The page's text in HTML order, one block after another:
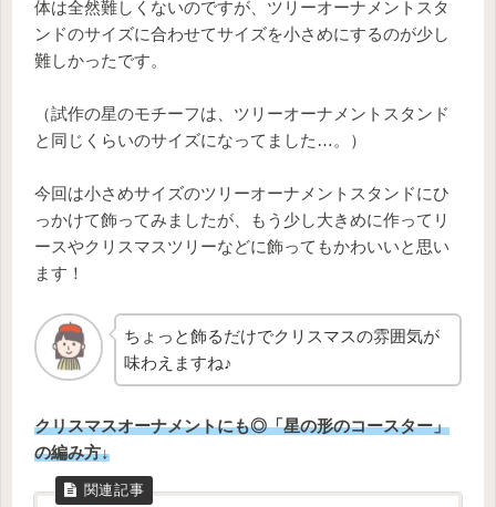
体は全然難しくないのですが、ツリーオーナメントスタ
ンドのサイズに合わせてサイズを小さめにするのが少し
難しかったです。
（試作の星のモチーフは、ツリーオーナメントスタンド
と同じくらいのサイズになってました…。）
今回は小さめサイズのツリーオーナメントスタンドにひ
っかけて飾ってみましたが、もう少し大きめに作ってリ
ースやクリスマスツリーなどに飾ってもかわいいと思い
ます！
ちょっと飾るだけでクリスマスの雰囲気が
味わえますね♪
クリスマスオーナメントにも◎「星の形のコースター」
の編み方↓